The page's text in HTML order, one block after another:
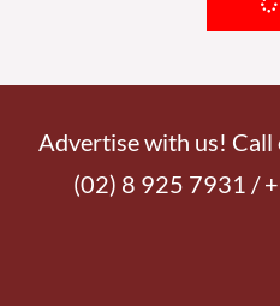
Advertise with us!
(02) 8 925 7931 /